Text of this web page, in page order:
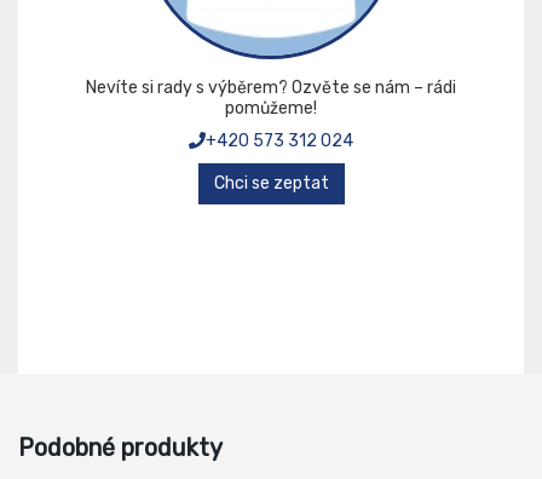
Nevíte si rady s výběrem? Ozvěte se nám – rádi
pomůžeme!
+420 573 312 024
Chci se zeptat
Podobné produkty